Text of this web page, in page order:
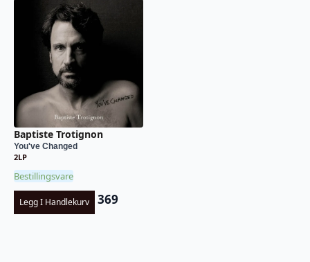
Baptiste Trotignon
You've Changed
2LP
Bestillingsvare
Legg I Handlekurv 369